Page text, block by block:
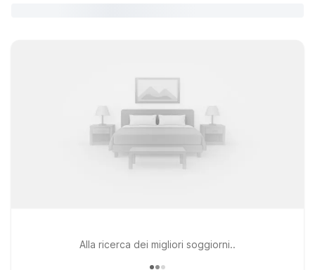
Alla ricerca dei migliori soggiorni..